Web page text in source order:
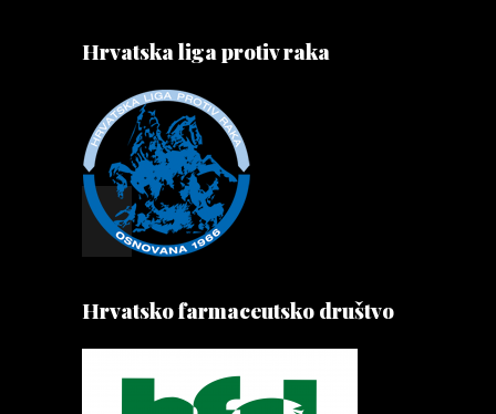
Hrvatska liga protiv raka
Hrvatsko farmaceutsko društvo